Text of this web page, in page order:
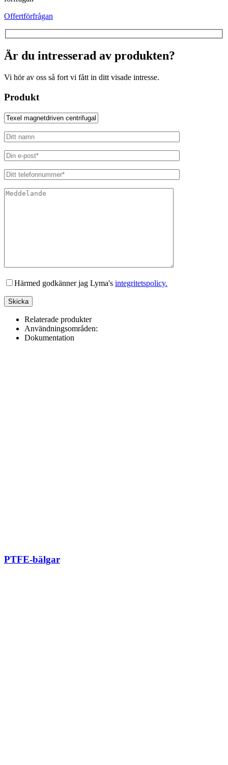
Offertförfrågan
Är du intresserad av produkten?
Vi hör av oss så fort vi fått in ditt visade intresse.
Produkt
Lämna detta fält tomt.
Härmed godkänner jag Lyma's integritetspolicy.
Relaterade produkter
Användningsområden:
Dokumentation
PTFE-bälgar